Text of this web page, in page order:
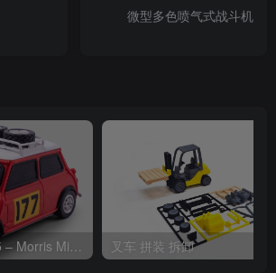
微型多色喷气式战斗机
迷你库珀 Fab365 – Morris Mini Cooper-S Rally 叉车 拼装 拆卸